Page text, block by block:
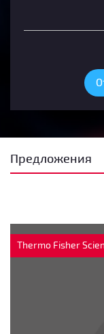
Предложения
Thermo Fisher